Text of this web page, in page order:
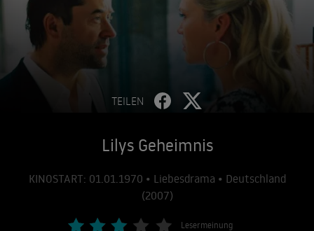
TEILEN
Lilys Geheimnis
KINOSTART: 01.01.1970 • Liebesdrama • Deutschland
(2007)
Lesermeinung